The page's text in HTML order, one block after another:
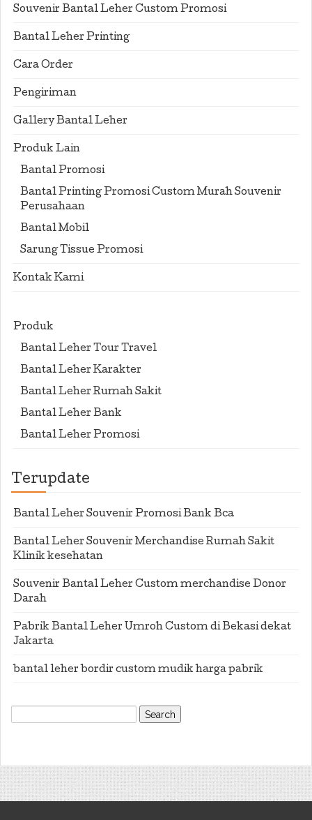
Souvenir Bantal Leher Custom Promosi
Bantal Leher Printing
Cara Order
Pengiriman
Gallery Bantal Leher
Produk Lain
Bantal Promosi
Bantal Printing Promosi Custom Murah Souvenir
Perusahaan
Bantal Mobil
Sarung Tissue Promosi
Kontak Kami
Produk
Bantal Leher Tour Travel
Bantal Leher Karakter
Bantal Leher Rumah Sakit
Bantal Leher Bank
Bantal Leher Promosi
Terupdate
Bantal Leher Souvenir Promosi Bank Bca
Bantal Leher Souvenir Merchandise Rumah Sakit
Klinik kesehatan
Souvenir Bantal Leher Custom merchandise Donor
Darah
Pabrik Bantal Leher Umroh Custom di Bekasi dekat
Jakarta
bantal leher bordir custom mudik harga pabrik
Search
for: